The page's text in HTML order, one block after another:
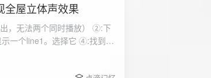
全屋立体声效果
，无法两个同时播放） ②:下
。选择它 ④:找到安